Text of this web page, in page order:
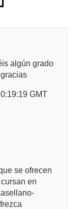
algún grado
GMT
se ofrecen
en